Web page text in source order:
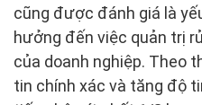
cũng được đánh giá là
hưởng đến việc quản trị
của doanh nghiệp. Theo
tin chính xác và tăng độ